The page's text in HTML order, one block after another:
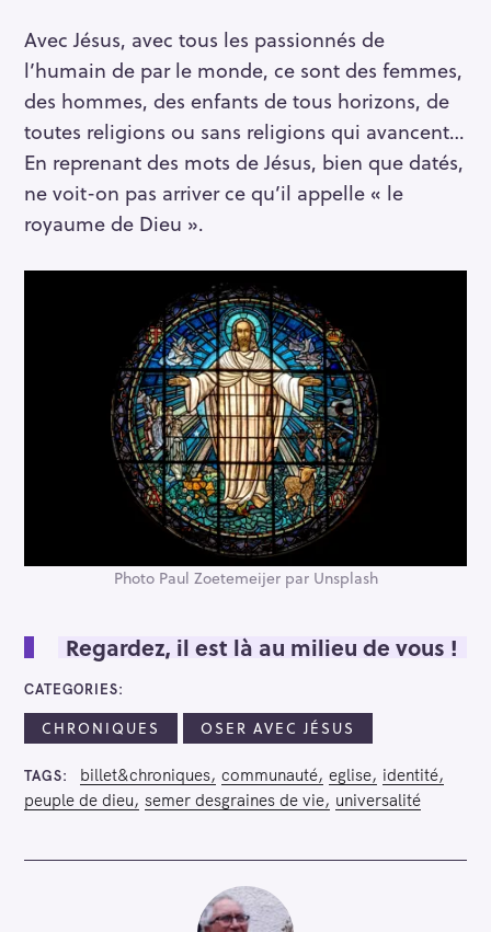
Avec Jésus, avec tous les passionnés de
l’humain de par le monde, ce sont des femmes,
des hommes, des enfants de tous horizons, de
toutes religions ou sans religions qui avancent…
En reprenant des mots de Jésus, bien que datés,
ne voit-on pas arriver ce qu’il appelle « le
royaume de Dieu ».
Photo Paul Zoetemeijer par Unsplash
Regardez, il est là au milieu de vous !
CATEGORIES
CHRONIQUES OSER AVEC JÉSUS
TAGS billet&chroniques communauté eglise
identité
peuple de dieu semer desgraines de vie universalité